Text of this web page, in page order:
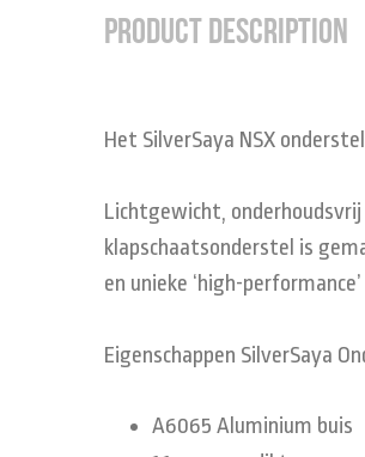
Product Description
Het SilverSaya NSX
Lichtgewicht,
klapschaatsonderstel is
en unieke ‘high-
Eigenschappen SilverSaya
A6065 Aluminium buis